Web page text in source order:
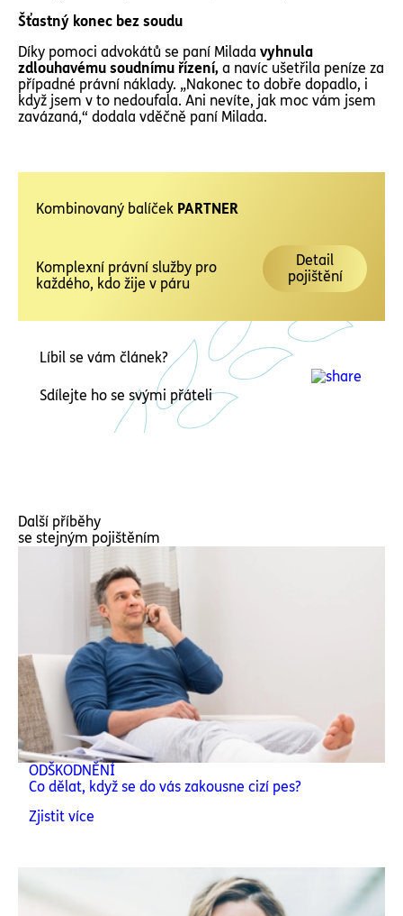
Šťastný konec bez soudu
Díky pomoci advokátů se paní Milada vyhnula
zdlouhavému soudnímu řízení, a navíc ušetřila peníze za
případné právní náklady. „Nakonec to dobře dopadlo, i
když jsem v to nedoufala. Ani nevíte, jak moc vám jsem
zavázaná,“ dodala vděčně paní Milada.
Kombinovaný balíček PARTNER
Komplexní právní služby pro
každého, kdo žije v páru
Detail
pojištění
Líbil se vám článek?
Sdílejte ho se svými přáteli
Další příběhy
se stejným pojištěním
ODŠKODNĚNÍ
Co dělat, když se do vás zakousne cizí pes?
Zjistit více